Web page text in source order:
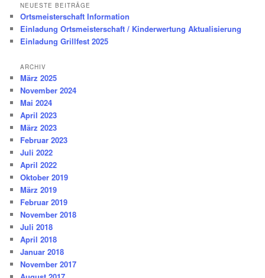
NEUESTE BEITRÄGE
Ortsmeisterschaft Information
Einladung Ortsmeisterschaft / Kinderwertung Aktualisierung
Einladung Grillfest 2025
ARCHIV
März 2025
November 2024
Mai 2024
April 2023
März 2023
Februar 2023
Juli 2022
April 2022
Oktober 2019
März 2019
Februar 2019
November 2018
Juli 2018
April 2018
Januar 2018
November 2017